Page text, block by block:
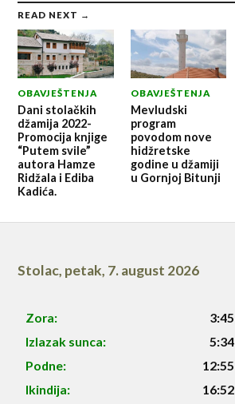
READ NEXT →
OBAVJEŠTENJA
Dani stolačkih
džamija 2022-
Promocija knjige
“Putem svile”
autora Hamze
Ridžala i Ediba
Kadića.
OBAVJEŠTENJA
Mevludski
program
povodom nove
hidžretske
godine u džamiji
u Gornjoj Bitunji
Stolac, petak, 7. august 2026
Zora:
3:45
Izlazak sunca:
5:34
Podne:
12:55
Ikindija:
16:52